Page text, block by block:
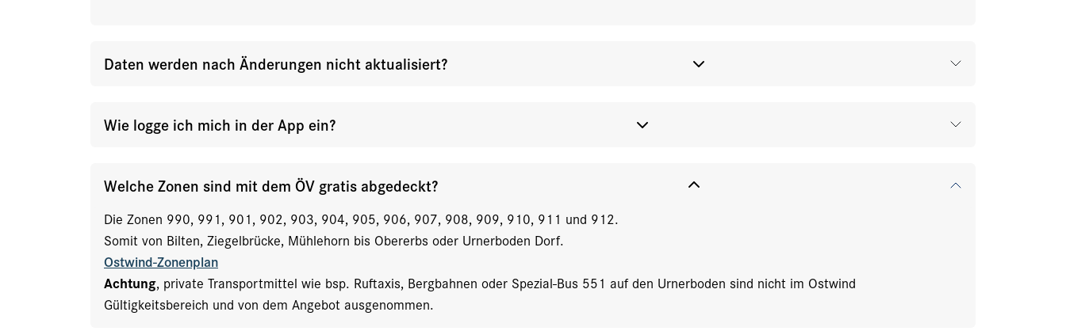
Daten werden nach Änderungen nicht aktualisiert?
Wie logge ich mich in der App ein?
Welche Zonen sind mit dem ÖV gratis abgedeckt?
Die Zonen 990, 991, 901, 902, 903, 904, 905, 906, 907, 908, 909, 910, 911 und 912.
Somit von Bilten, Ziegelbrücke, Mühlehorn bis Obererbs oder Urnerboden Dorf.
Ostwind-Zonenplan
Achtung, private Transportmittel wie bsp. Ruftaxis, Bergbahnen oder Spezial-Bus 551 auf den Urnerboden sind nicht im Ostwind
Gültigkeitsbereich und von dem Angebot ausgenommen.